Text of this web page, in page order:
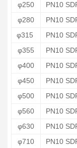
φ250
PN10
φ280
PN10
φ315
PN10
φ355
PN10
φ400
PN10
φ450
PN10
φ500
PN10
φ560
PN10
φ630
PN10
φ710
PN10